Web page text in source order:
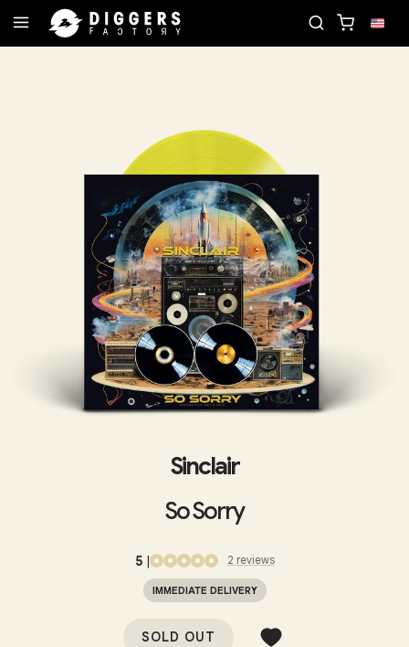
Sinclair
So Sorry
5| 2 reviews
IMMEDIATE DELIVERY
SOLD OUT